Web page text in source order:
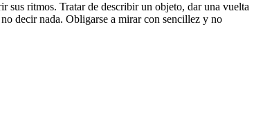
sus ritmos. Tratar de describir un objeto, dar una vuelta
decir nada. Obligarse a mirar con sencillez y no